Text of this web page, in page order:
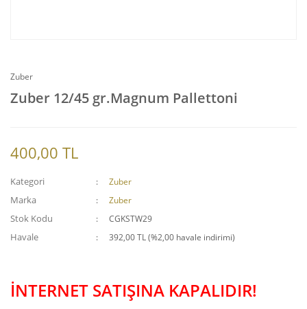
Zuber
Zuber 12/45 gr.Magnum Pallettoni
400,00 TL
Kategori Zuber
Marka Zuber
Stok Kodu CGKSTW29
Havale 392,00 TL (%2,00 havale indirimi)
İNTERNET SATIŞINA KAPALIDIR!